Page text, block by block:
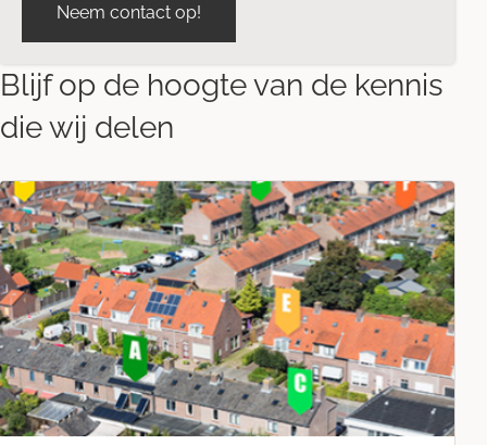
Neem contact op!
Blijf op de hoogte van de kennis
die wij delen